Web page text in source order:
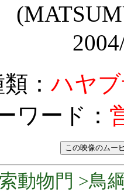
類：ハヤ
ワード：
動物門 >鳥